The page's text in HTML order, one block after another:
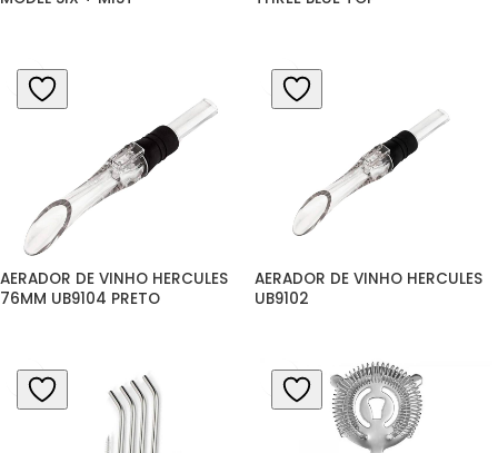
AERADOR DE VINHO HERCULES
76MM UB9104 PRETO
AERADOR DE VINHO HERCULES
UB9102